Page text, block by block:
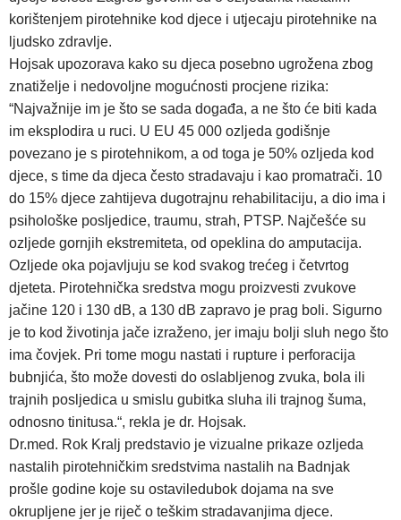
korištenjem pirotehnike kod djece i utjecaju pirotehnike na
ljudsko zdravlje.
Hojsak upozorava kako su djeca posebno ugrožena zbog
znatiželje i nedovoljne mogućnosti procjene rizika:
“Najvažnije im je što se sada događa, a ne što će biti kada
im eksplodira u ruci. U EU 45 000 ozljeda godišnje
povezano je s pirotehnikom, a od toga je 50% ozljeda kod
djece, s time da djeca često stradavaju i kao promatrači. 10
do 15% djece zahtijeva dugotrajnu rehabilitaciju, a dio ima i
psihološke posljedice, traumu, strah, PTSP. Najčešće su
ozljede gornjih ekstremiteta, od opeklina do amputacija.
Ozljede oka pojavljuju se kod svakog trećeg i četvrtog
djeteta. Pirotehnička sredstva mogu proizvesti zvukove
jačine 120 i 130 dB, a 130 dB zapravo je prag boli. Sigurno
je to kod životinja jače izraženo, jer imaju bolji sluh nego što
ima čovjek. Pri tome mogu nastati i rupture i perforacija
bubnjića, što može dovesti do oslabljenog zvuka, bola ili
trajnih posljedica u smislu gubitka sluha ili trajnog šuma,
odnosno tinitusa.“, rekla je dr. Hojsak.
Dr.med. Rok Kralj predstavio je vizualne prikaze ozljeda
nastalih pirotehničkim sredstvima nastalih na Badnjak
prošle godine koje su ostaviledubok dojama na sve
okrupljene jer je riječ o teškim stradavanjima djece.